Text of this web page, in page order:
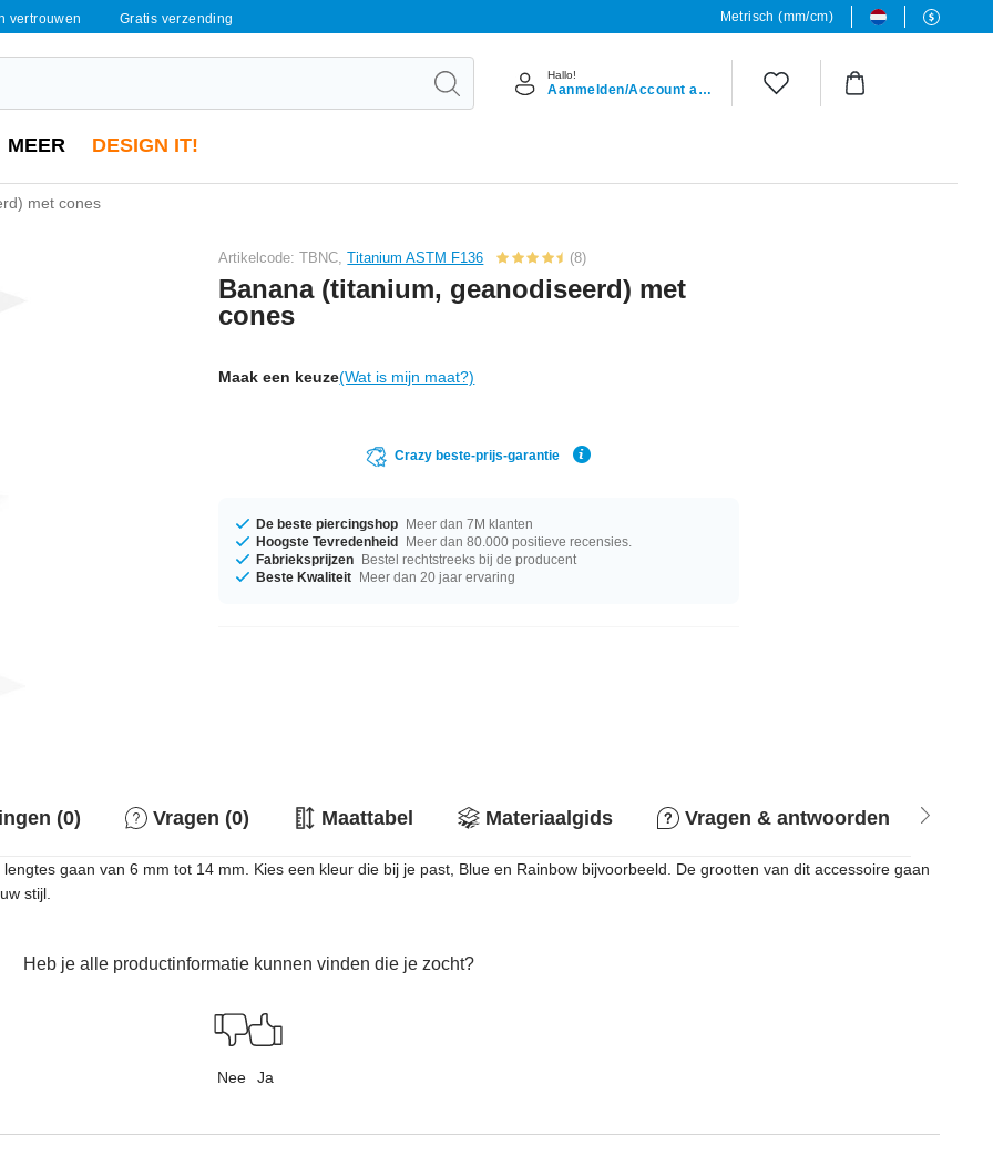
vertrouwen Gratis verzending Metrisch (mm/cm)
Hallo!
Aanmelden/Account aanmaken
MEER DESIGN IT!
met cones
Artikelcode: TBNC,Titanium ASTM F136 (8)
Banana (titanium, geanodiseerd) met
cones
Maak een keuze(Wat is mijn maat?)
Crazy beste-prijs-garantie
De beste piercingshop Meer dan 7M klanten
Hoogste Tevredenheid Meer dan 80.000 positieve recensies.
Fabrieksprijzen Bestel rechtstreeks bij de producent
Beste Kwaliteit Meer dan 20 jaar ervaring
(0) Vragen (0) Maattabel Materiaalgids Vragen & antwoorden
gaan van 6 mm tot 14 mm. Kies een kleur die bij je past, Blue en Rainbow bijvoorbeeld. De grootten van dit accessoire gaan
stijl.
Heb je alle productinformatie kunnen vinden die je zocht?
Nee Ja